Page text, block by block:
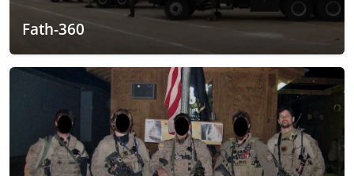
Fath-360